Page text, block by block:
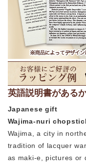
英語説明書がある
Japanese gift
Wajima-nuri
Wajima, a city in
tradition of lacquer
as maki-e, pictures or